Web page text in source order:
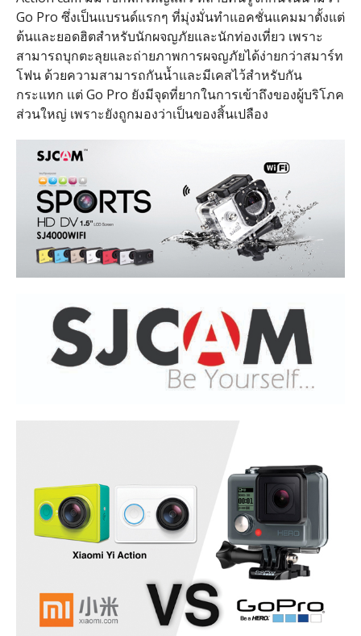
Go Pro ซึ่งเป็นแบรนด์แรกๆ ที่มุ่งมั่นทำแอคชั่นแคมมาตั้งแต่
ต้นและยอดฮิตสำหรับนักผจญภัยและนักท่องเที่ยว เพราะ
สามารถบุกตะลุยและถ่ายภาพการผจญภัยได้ง่ายกว่าสมาร์ท
โฟน ด้วยความสามารถกันน้ำและมีเคสไว้สำหรับกัน
กระแทก แต่ Go Pro ยังมีจุดที่ยากในการเข้าถึงของผู้บริโภค
ส่วนใหญ่ เพราะยังถูกมองว่าเป็นของสิ้นเปลือง